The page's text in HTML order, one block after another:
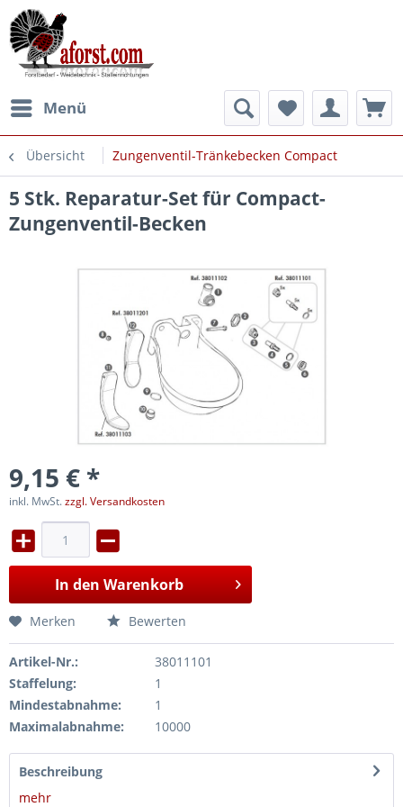
Menü
Übersicht Zungenventil-Tränkebecken Compact
5 Stk. Reparatur-Set für Compact-
Zungenventil-Becken
9,15 € *
inkl. MwSt.zzgl. Versandkosten
In den Warenkorb
Merken Bewerten
Artikel-Nr.:
38011101
Staffelung:
1
Mindestabnahme:
1
Maximalabnahme:
10000
Beschreibung
mehr